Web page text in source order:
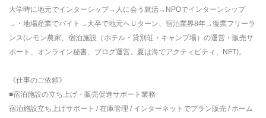
大学時に地元でインターシップ→人に会う就活→NPOでインターンシップ
→・地場産業でバイト→大卒で地元へＵターン、宿泊業界8年→復業フリーラ
ンス(レモン農家、宿泊施設（ホテル・貸別荘・キャンプ場）の運営・販売サ
ポート、オンライン秘書、ブログ運営、夏は海でアクティビティ、NFT)。
《仕事のご依頼》
■宿泊施設の立ち上げ・販売促進サポート業務
宿泊施設立ち上げサポート / 在庫管理 / インターネットでプラン販売 / ホーム